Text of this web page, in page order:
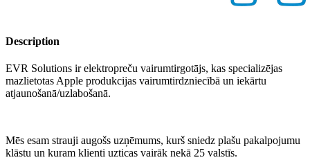
Description
EVR Solutions ir elektropreču vairumtirgotājs, kas specializējas
mazlietotas Apple produkcijas vairumtirdzniecībā un iekārtu
atjaunošanā/uzlabošanā.
Mēs esam strauji augošs uzņēmums, kurš sniedz plašu pakalpojumu
klāstu un kuram klienti uzticas vairāk nekā 25 valstīs.